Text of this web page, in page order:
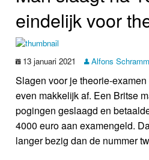
eindelijk voor
13 januari 2021 Alfons Schramm
Slagen voor je theorie-
even makkelijk af. Een Britse
pogingen geslaagd en
4000 euro aan examengeld.
langer bezig dan de nummer